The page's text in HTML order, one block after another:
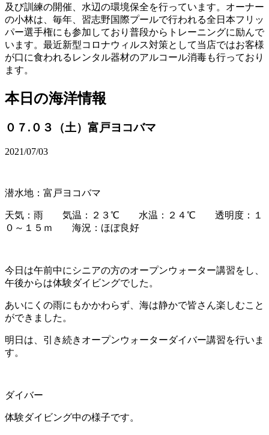
及び訓練の開催、水辺の環境保全を行っています。オーナー
の小林は、毎年、習志野国際プールで行われる全日本フリッ
パー選手権にも参加しており普段からトレーニングに励んで
います。最近新型コロナウィルス対策として当店ではお客様
が口に食われるレンタル器材のアルコール消毒も行っており
ます。
本日の海洋情報
０７.０３（土）富戸ヨコバマ
2021/07/03
潜水地：富戸ヨコバマ
天気：雨 気温：２３℃ 水温：２４℃ 透明度：１
０～１５ｍ 海況：ほぼ良好
今日は午前中にシニアの方のオープンウォーター講習をし、
午後からは体験ダイビングでした。
あいにくの雨にもかかわらず、海は静かで皆さん楽しむこと
ができました。
明日は、引き続きオープンウォーターダイバー講習を行いま
す。
ダイバー
体験ダイビング中の様子です。